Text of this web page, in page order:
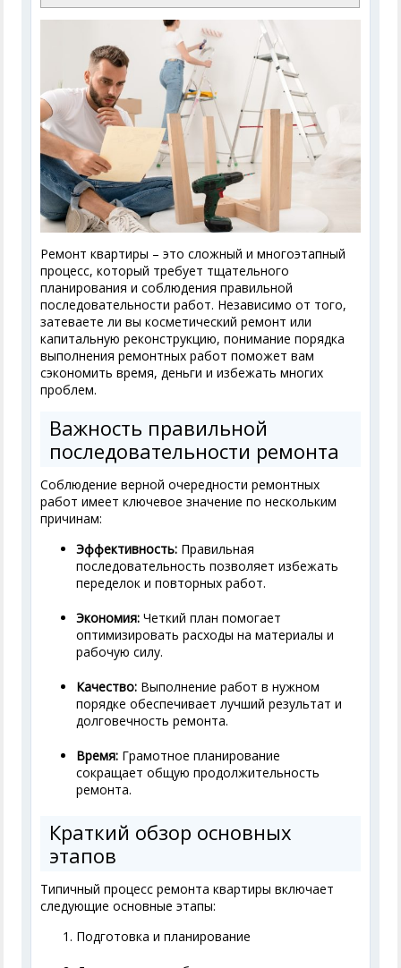
Ремонт квартиры – это сложный и многоэтапный
процесс, который требует тщательного
планирования и соблюдения правильной
последовательности работ. Независимо от того,
затеваете ли вы косметический ремонт или
капитальную реконструкцию, понимание порядка
выполнения ремонтных работ поможет вам
сэкономить время, деньги и избежать многих
проблем.
Важность правильной
последовательности ремонта
Соблюдение верной очередности ремонтных
работ имеет ключевое значение по нескольким
причинам:
Эффективность: Правильная
последовательность позволяет избежать
переделок и повторных работ.
Экономия: Четкий план помогает
оптимизировать расходы на материалы и
рабочую силу.
Качество: Выполнение работ в нужном
порядке обеспечивает лучший результат и
долговечность ремонта.
Время: Грамотное планирование
сокращает общую продолжительность
ремонта.
Краткий обзор основных
этапов
Типичный процесс ремонта квартиры включает
следующие основные этапы:
Подготовка и планирование